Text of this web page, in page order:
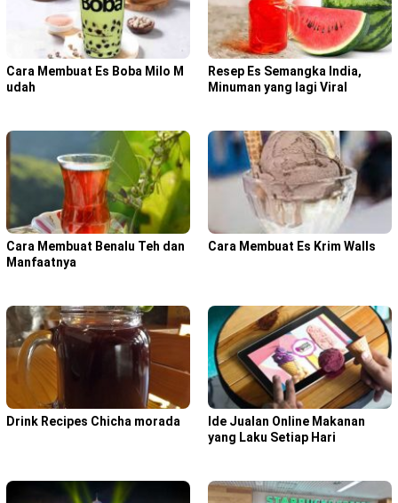
Cara Membuat Es Boba Milo M
udah
Resep Es Semangka India,
Minuman yang lagi Viral
Cara Membuat Benalu Teh dan
Manfaatnya
Cara Membuat Es Krim Walls
Drink Recipes Chicha morada
Ide Jualan Online Makanan
yang Laku Setiap Hari